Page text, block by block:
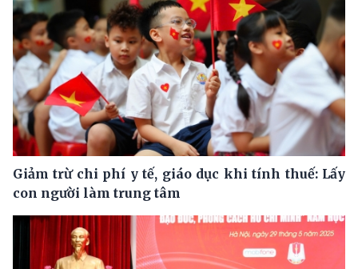
Giảm trừ chi phí y tế, giáo dục khi tính thuế: Lấy
con người làm trung tâm